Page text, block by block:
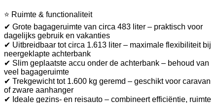
⭐ Ruimte & functionaliteit
✔ Grote bagageruimte van circa 483 liter – praktisch voor
dagelijks gebruik en vakanties
✔ Uitbreidbaar tot circa 1.613 liter – maximale flexibiliteit bij
neergeklapte achterbank
✔ Slim geplaatste accu onder de achterbank – behoud van
veel bagageruimte
✔ Trekgewicht tot 1.600 kg geremd – geschikt voor caravan
of zware aanhanger
✔ Ideale gezins- en reisauto – combineert efficiëntie, ruimte